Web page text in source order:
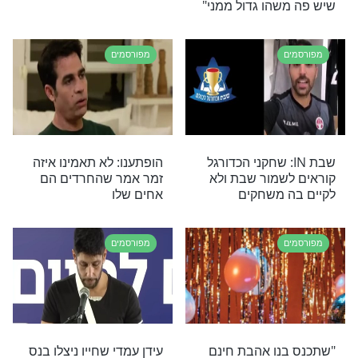
לי בירן
יום אחד יחזור
מפורסמים
סמיון גרפמן: "אני באמת
ברצינות מתחיל לשקול
מפורסמים